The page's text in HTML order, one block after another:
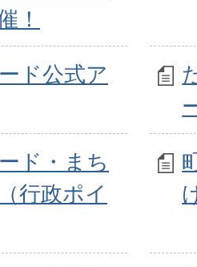
！
ド公式ア
ド・まち
行政ポイ